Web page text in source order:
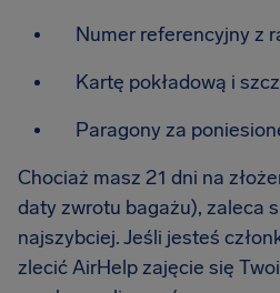
Numer referencyjny z
Kartę pokładową i
Paragony za
Chociaż masz 21 dni na
daty zwrotu bagażu), zaleca
najszybciej. Jeśli jesteś
zlecić AirHelp zajęcie się